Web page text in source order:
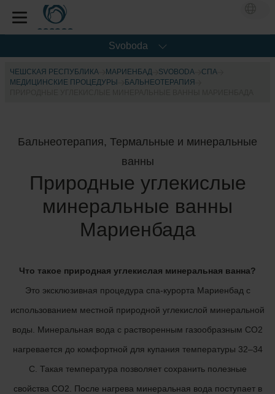
Svoboda
ЧЕШСКАЯ РЕСПУБЛИКА МАРИЕНБАД SVOBODA
CПА
МЕДИЦИНСКИЕ ПРОЦЕДУРЫ
БАЛЬНЕОТЕРАПИЯ
Бальнеотерапия, Термальные и минеральные
ванны
Природные углекислые
минеральные ванны
Мариенбада
Что такое природная углекислая минеральная ванна?
Это эксклюзивная процедура спа-курорта Мариенбад с
использованием местной природной углекислой минеральной
воды. Минеральная вода с растворенным газообразным СО2
нагревается до комфортной для купания температуры 32–34
С. Такая температура позволяет сохранить полезные
свойства СО2. После нагрева минеральная вода поступает в